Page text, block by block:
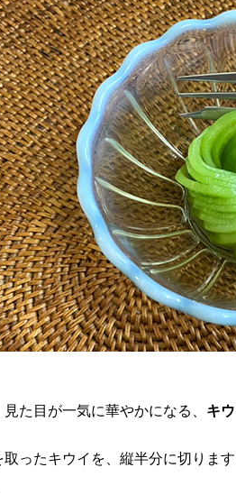
た目が一気に華やかになる、 キ
ったキウイを、縦半分に切りま